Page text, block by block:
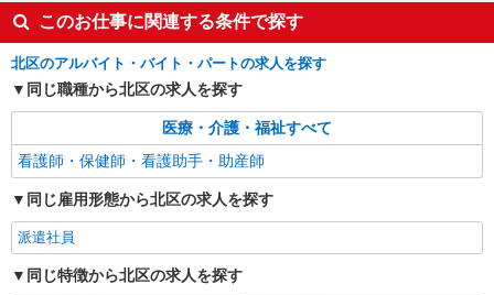
特別養護老人ホームでの看護師
経験などによる
東京都北区
詳細を見る
このお仕事に関連する条件で探す
北区のアルバイト・バイト・パートの求人を探す
同じ職種から北区の求人を探す
医療・介護・福祉すべて
看護師・保健師・看護助手・助産師
同じ雇用形態から北区の求人を探す
派遣社員
同じ特徴から北区の求人を探す